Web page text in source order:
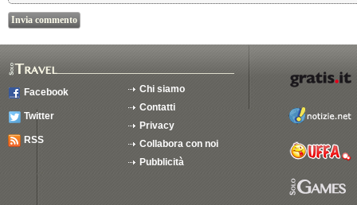
Facebook
Twitter
RSS
Chi siamo
Contatti
Privacy
Collabora con noi
Pubblicità